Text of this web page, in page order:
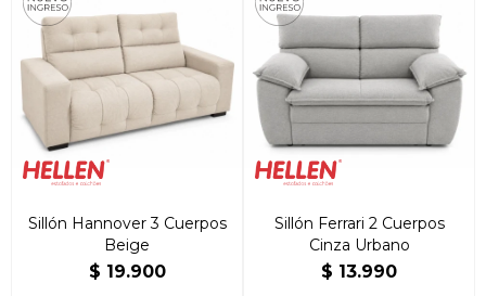
Sillón Hannover 3 Cuerpos
Beige
$ 19.900
Sillón Ferrari 2 Cuerpos
Cinza Urbano
$ 13.990